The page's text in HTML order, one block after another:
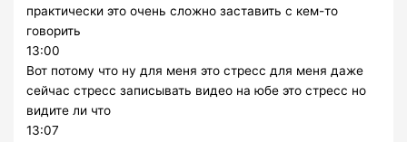
практически это очень сложно заставить с кем-то
говорить
13:00
Вот потому что ну для меня это стресс для меня даже
сейчас стресс записывать видео на юбе это стресс но
видите ли что
13:07